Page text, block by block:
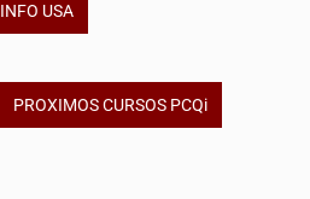
INFO USA
PROXIMOS CURSOS PCQi